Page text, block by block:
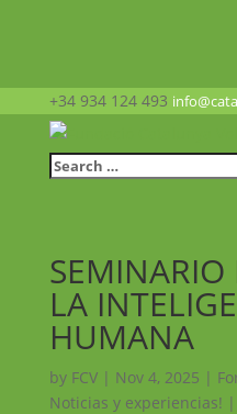
+34 934 124 493
LA
HUMANA
by FCV| Nov 4, 2025 |
Noticias y experiencias! |